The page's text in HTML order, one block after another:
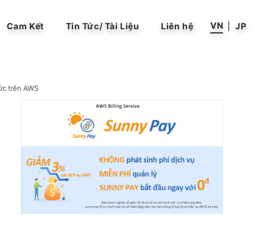
Cam Kết Tin Tức/ Tài Liệu Liên hệ VN JP
trên AWS